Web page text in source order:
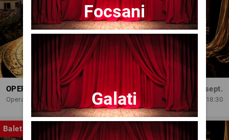
OPERA BRAȘOV ESTIVAL – SEARĂ DE OPERĂ – CONCERT EXTRAORDINAR
Opera Brasov
Sâm, 5 sept.
18:30
Balet
Focsani
Galati